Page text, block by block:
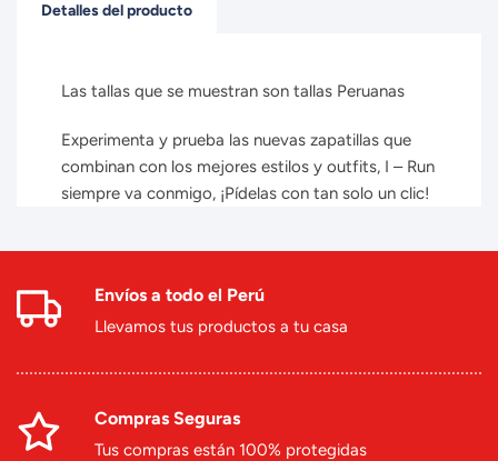
Detalles del producto
Las tallas que se muestran son tallas Peruanas
Experimenta y prueba las nuevas zapatillas que
combinan con los mejores estilos y outfits, I – Run
siempre va conmigo, ¡Pídelas con tan solo un clic!
Envíos a todo el Perú
Llevamos tus productos a tu casa
Compras Seguras
Tus compras están 100% protegidas